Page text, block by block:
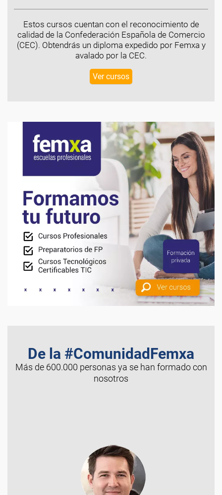
Estos cursos cuentan con el reconocimiento de
calidad de la Confederación Española de Comercio
(CEC). Obtendrás un diploma expedido por Femxa y
avalado por la CEC.
Ver cursos
De la #ComunidadFemxa
Más de 600.000 personas ya se han formado con
nosotros